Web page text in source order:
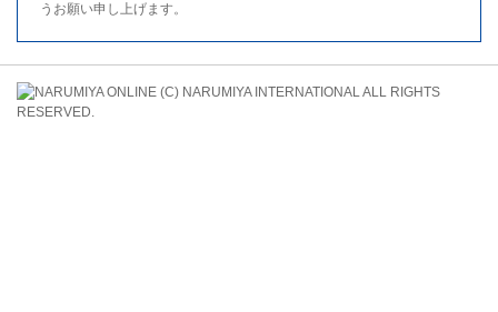
うお願い申し上げます。